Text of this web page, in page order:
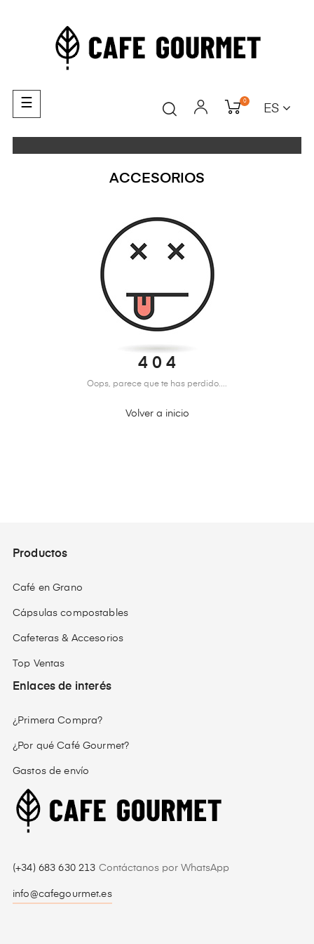
0
ES
Navegación
de
☰
ACCESORIOS
4 0 4
Oops, parece que te has perdido....
Volver a inicio
Productos
Café en Grano
Cápsulas compostables
Cafeteras & Accesorios
Top Ventas
Enlaces de interés
¿Primera Compra?
¿Por qué Café Gourmet?
Gastos de envío
(+34) 683 630 213 Contáctanos por WhatsApp
info@cafegourmet.es